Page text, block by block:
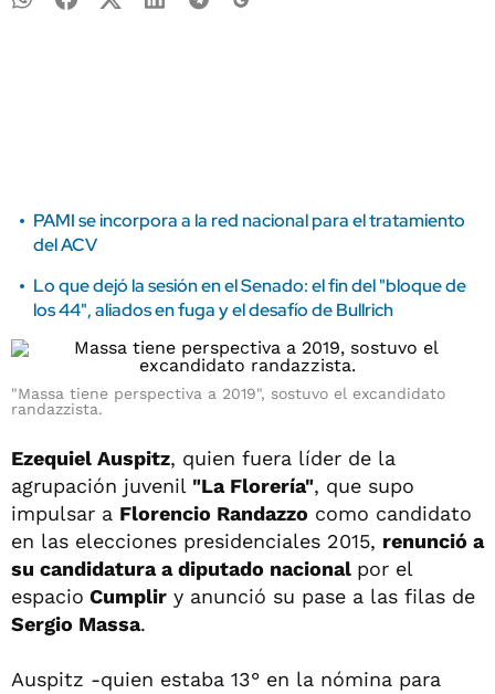
PAMI se incorpora a la red nacional para el tratamiento
del ACV
Lo que dejó la sesión en el Senado: el fin del "bloque de
los 44", aliados en fuga y el desafío de Bullrich
"Massa tiene perspectiva a 2019", sostuvo el excandidato
randazzista.
Ezequiel Auspitz, quien fuera líder de la
agrupación juvenil "La Florería", que supo
impulsar a Florencio Randazzo como candidato
en las elecciones presidenciales 2015, renunció a
su candidatura a diputado nacional por el
espacio Cumplir y anunció su pase a las filas de
Sergio Massa.
Auspitz -quien estaba 13° en la nómina para